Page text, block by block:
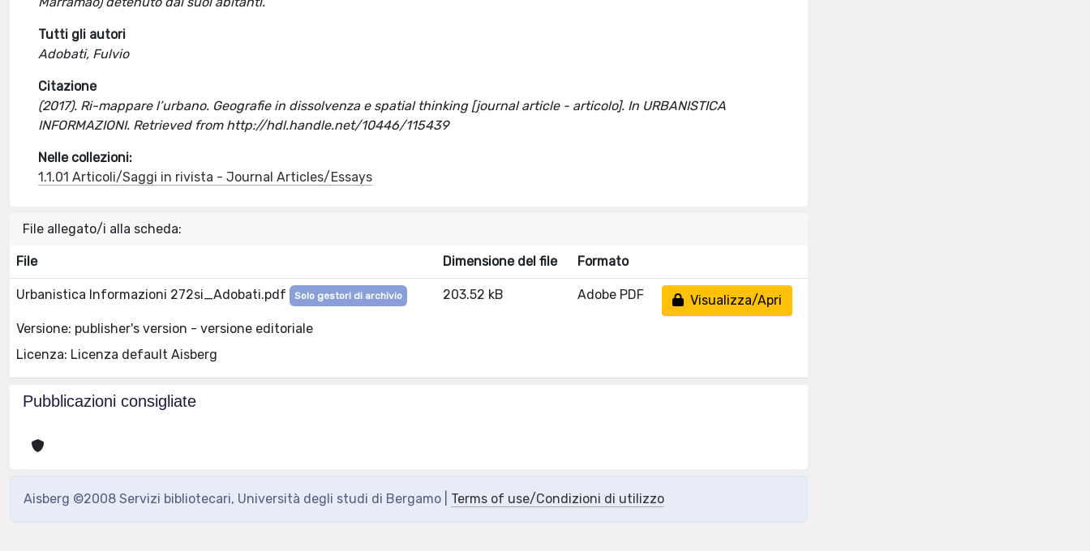
Tutti gli autori
Adobati, Fulvio
Citazione
(2017). Ri-mappare l’urbano. Geografie in dissolvenza e spatial thinking [journal article - articolo]. In URBANISTICA
INFORMAZIONI. Retrieved from http://hdl.handle.net/10446/115439
Nelle collezioni:
1.1.01 Articoli/Saggi in rivista - Journal Articles/Essays
File allegato/i alla scheda:
File Dimensione del file Formato
Urbanistica Informazioni 272si_Adobati.pdf Solo gestori di archivio
Versione: publisher's version - versione editoriale
Licenza: Licenza default Aisberg
203.52 kB Adobe PDF Visualizza/Apri
Pubblicazioni consigliate
Aisberg ©2008 Servizi bibliotecari, Università degli studi di Bergamo | Terms of use/Condizioni di utilizzo